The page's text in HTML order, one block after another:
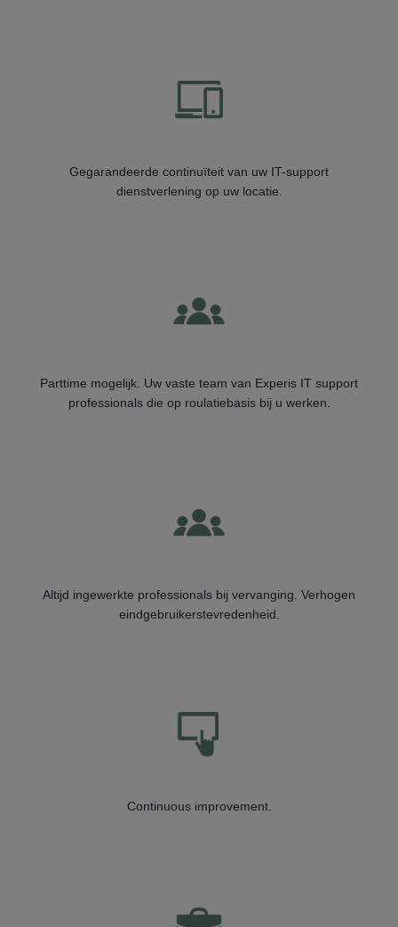
Gegarandeerde continuïteit van uw IT-support
dienstverlening op uw locatie.
Parttime mogelijk. Uw vaste team van Experis IT support
professionals die op roulatiebasis bij u werken.
Altijd ingewerkte professionals bij vervanging. Verhogen
eindgebruikerstevredenheid.
Continuous improvement.